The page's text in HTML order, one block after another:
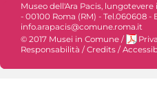
Museo dell'Ara Pacis,
- 00100 Roma (RM) - Tel.060608 -
info.arapacis@comune.roma.it
© 2017 Musei in Comune /
Responsabilità /Credits /